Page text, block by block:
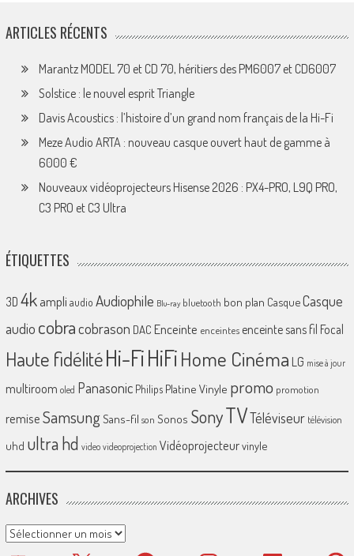
ARTICLES RÉCENTS
Marantz MODEL 70 et CD 70, héritiers des PM6007 et CD6007
Solstice : le nouvel esprit Triangle
Davis Acoustics : l’histoire d’un grand nom français de la Hi-Fi
Meze Audio ARTA : nouveau casque ouvert haut de gamme à
6000 €
Nouveaux vidéoprojecteurs Hisense 2026 : PX4-PRO, L9Q PRO,
C3 PRO et C3 Ultra
ÉTIQUETTES
3D 4k ampliaudio Audiophile Blu-ray bluetooth bon plan CasqueCasque
audio cobracobrason DAC Enceinte enceintes enceinte sans fil Focal
Haute fidélitéHi-FiHiFiHome Cinéma LG mise à jour
multiroom oled Panasonic Philips Platine Vinyle promo promotion
remiseSamsungSans-fil son Sonos SonyTVTéléviseur télévision
uhd ultra hd video videoprojection Vidéoprojecteurvinyle
ARCHIVES
Archives